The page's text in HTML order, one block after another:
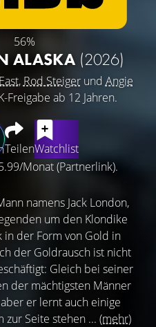
56%
ALASKA (2026)
, Rod Steigerund Angie
Freigabe ab 12 Jahren.
TeilenWatchlist
Monat (Partnerlink).
namens Jack London,
um den Klondike
in der Form von Gold in
der Goldrausch ist nicht
Gleich bei seiner
der mächtigsten Männer
er lernt auch einige
zur Seite stehen ... (mehr)